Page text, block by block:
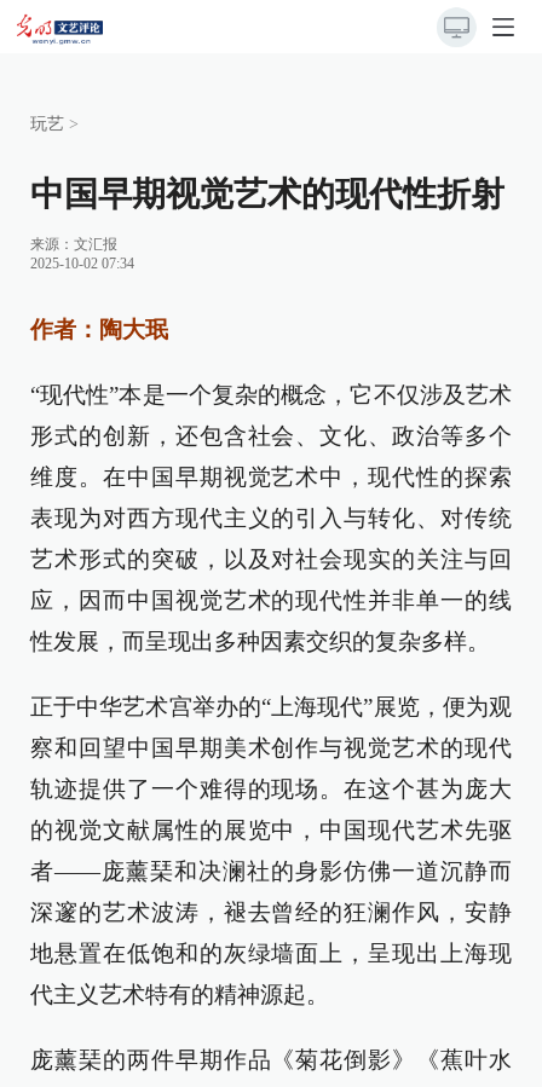
玩艺 >
中国早期视觉艺术的现代性折射
来源： 文汇报
2025-10-02 07:34
作者：陶大珉
“现代性”本是一个复杂的概念，它不仅涉及艺术
形式的创新，还包含社会、文化、政治等多个
维度。在中国早期视觉艺术中，现代性的探索
表现为对西方现代主义的引入与转化、对传统
艺术形式的突破，以及对社会现实的关注与回
应，因而中国视觉艺术的现代性并非单一的线
性发展，而呈现出多种因素交织的复杂多样。
正于中华艺术宫举办的“上海现代”展览，便为观
察和回望中国早期美术创作与视觉艺术的现代
轨迹提供了一个难得的现场。在这个甚为庞大
的视觉文献属性的展览中，中国现代艺术先驱
者——庞薰琹和决澜社的身影仿佛一道沉静而
深邃的艺术波涛，褪去曾经的狂澜作风，安静
地悬置在低饱和的灰绿墙面上，呈现出上海现
代主义艺术特有的精神源起。
庞薰琹的两件早期作品《菊花倒影》《蕉叶水